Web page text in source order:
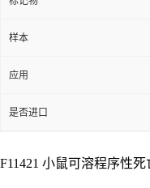
样本
应用
是否进口
F11421 小鼠可溶程序性